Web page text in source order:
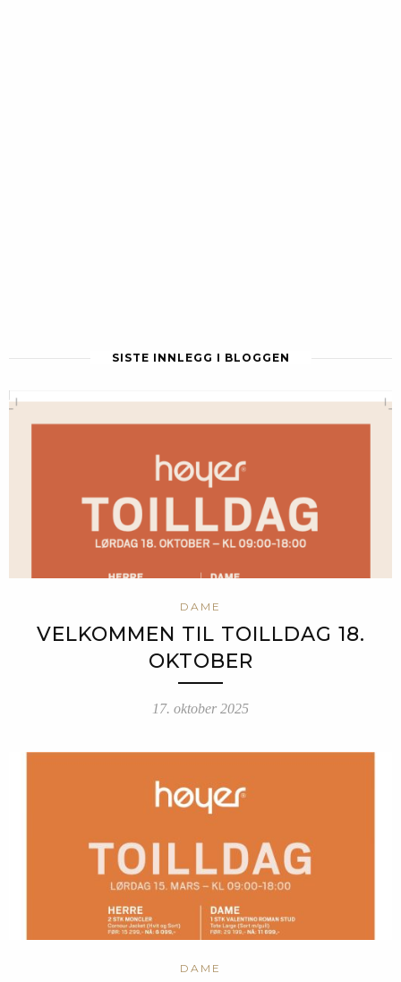
SISTE INNLEGG I BLOGGEN
DAME
VELKOMMEN TIL TOILLDAG 18.
OKTOBER
17. oktober 2025
DAME